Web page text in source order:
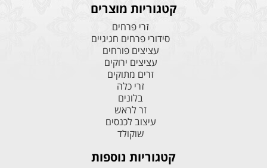
קטגוריות מוצרים
זרי פרחים
סידורי פרחים חגיגיים
עציצים פורחים
עציצים ירוקים
זרים מתוקים
זרי כלה
בלונים
זר לראש
עיצוב לכנסים
שוקולד
קטגוריות נוספות